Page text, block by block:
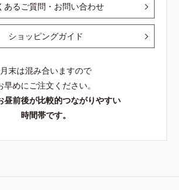
あるご質問・お問い合わせ
ショッピングガイド
月末は混み合いますので
早めにご注文ください。
昼前後が比較的つながりやすい
時間帯です。